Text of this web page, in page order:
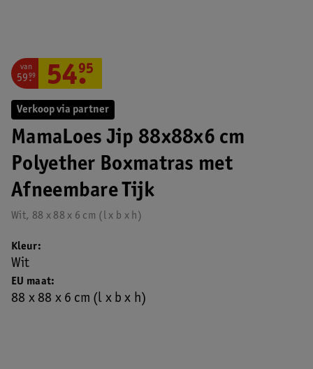
Verkoop via partner
MamaLoes Jip 88x88x6 cm
Polyether Boxmatras met
Afneembare Tijk
Wit, 88 x 88 x 6 cm (l x b x h)
van
59.
99 54.
95
EU maat
88 x 88 x 6 cm (l x b x h)
Kleur
Wit